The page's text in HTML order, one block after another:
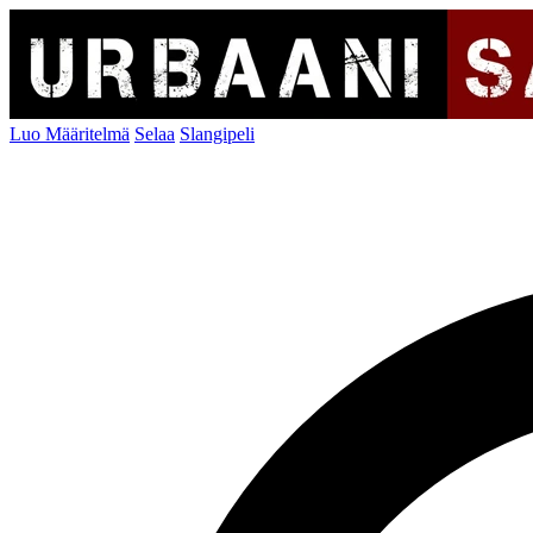
Luo Määritelmä Selaa Slangipeli